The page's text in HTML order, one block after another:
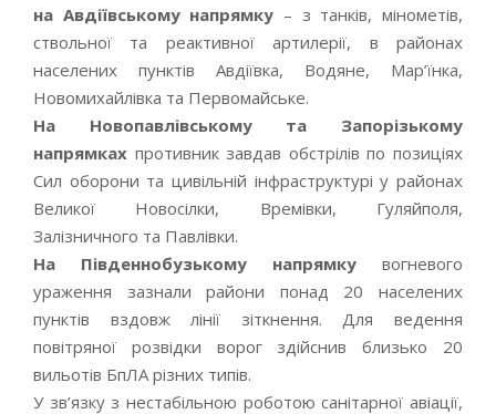
на Авдіївському напрямку – з танків, мінометів,
ствольної та реактивної артилерії, в районах
населених пунктів Авдіївка, Водяне, Мар’їнка,
Новомихайлівка та Первомайське.
На Новопавлівському та Запорізькому
напрямках противник завдав обстрілів по позиціях
Сил оборони та цивільній інфраструктурі у районах
Великої Новосілки, Времівки, Гуляйполя,
Залізничного та Павлівки.
На Південнобузькому напрямку вогневого
ураження зазнали райони понад 20 населених
пунктів вздовж лінії зіткнення. Для ведення
повітряної розвідки ворог здійснив близько 20
вильотів БпЛА різних типів.
У зв’язку з нестабільною роботою санітарної авіації,